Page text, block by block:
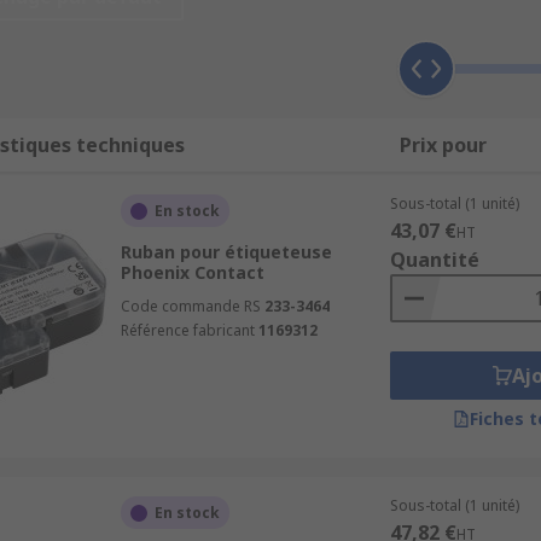
sont fabriquées à partir de matériaux résistants tels que
compatibles printers. Les étiquettes sont ensuite
contextes différents, y compris dans l'identification des
utilisées avec les panneaux de brassage ou pour
techniques Prix pour
En stock
Ruban pour étiqueteuse
Phoenix Contact
Code commande RS 233-3464
Référence fabricant 1169312
Sous-total (1 unité)
43,07 €HT
Quantité
Fiches
En stock Sous-total (1 unité)
47,82 €HT